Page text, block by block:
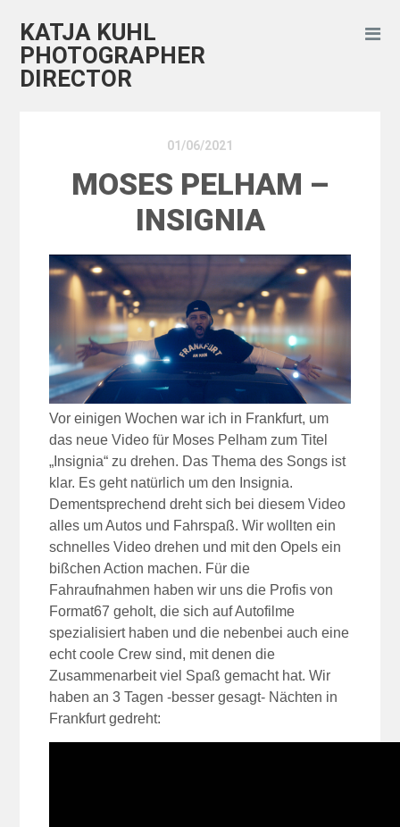
KATJA KUHL
PHOTOGRAPHER
DIRECTOR
01/06/2021
MOSES PELHAM –
INSIGNIA
Vor einigen Wochen war ich in Frankfurt, um
das neue Video für Moses Pelham zum Titel
„Insignia“ zu drehen. Das Thema des Songs ist
klar. Es geht natürlich um den Insignia.
Dementsprechend dreht sich bei diesem Video
alles um Autos und Fahrspaß. Wir wollten ein
schnelles Video drehen und mit den Opels ein
bißchen Action machen. Für die
Fahraufnahmen haben wir uns die Profis von
Format67 geholt, die sich auf Autofilme
spezialisiert haben und die nebenbei auch eine
echt coole Crew sind, mit denen die
Zusammenarbeit viel Spaß gemacht hat. Wir
haben an 3 Tagen -besser gesagt- Nächten in
Frankfurt gedreht: